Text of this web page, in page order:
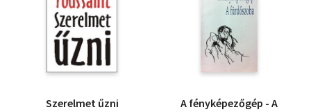
Szerelmet űzni
A fényképezőgép - A